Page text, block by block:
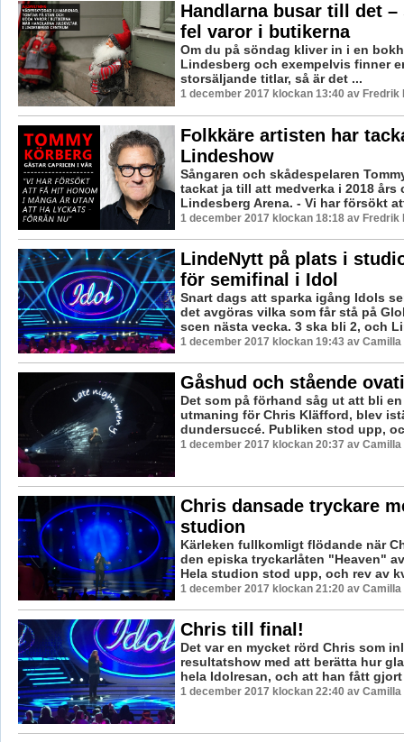
Handlarna busar till det
fel varor i butikerna
Om du på söndag kliver in i en
Lindesberg och exempelvis finner
storsäljande titlar, så är det ...
1 december 2017 klockan 13:40 av Fredrik
Folkkäre artisten har
Lindeshow
Sångaren och skådespelaren
tackat ja till att medverka i 2018 års
Lindesberg Arena. - Vi har försökt
1 december 2017 klockan 18:18 av Fredrik
LindeNytt på plats i
för semifinal i Idol
Snart dags att sparka igång Idols
det avgöras vilka som får stå på
scen nästa vecka. 3 ska bli 2, och
1 december 2017 klockan 19:43 av Camilla
Gåshud och stående
Det som på förhand såg ut att bli
utmaning för Chris Kläfford, blev
dundersuccé. Publiken stod upp,
1 december 2017 klockan 20:37 av Camilla
Chris dansade tryckare
studion
Kärleken fullkomligt flödande när
den episka tryckarlåten "Heaven"
Hela studion stod upp, och rev av
1 december 2017 klockan 21:20 av Camilla
Chris till final!
Det var en mycket rörd Chris som
resultatshow med att berätta hur
hela Idolresan, och att han fått gjort
1 december 2017 klockan 22:40 av Camilla